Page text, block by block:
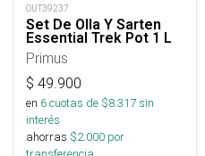
OUT39237
Set De Olla Y Sarten
Essential Trek Pot 1 L
Primus
$ 49.900
en 6cuotas de $8.317sin
interés
ahorras $2.000 por